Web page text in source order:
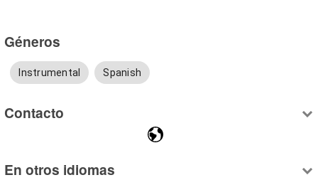
Géneros
Instrumental Spanish
Contacto
En otros idiomas